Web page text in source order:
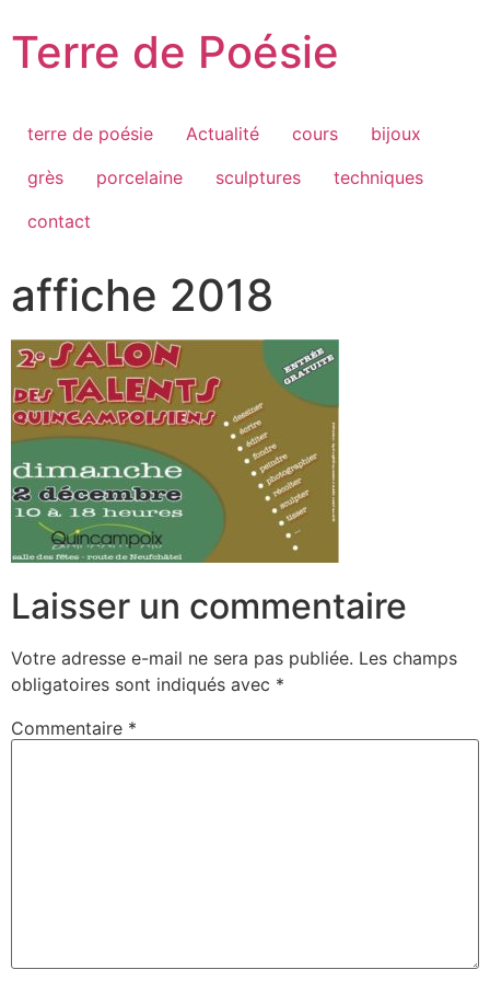
au
contenu
Terre de Poésie
terre de poésie Actualité cours
bijoux
grès
porcelaine sculptures
techniques
contact
affiche 2018
Laisser un commentaire
Votre adresse e-mail ne sera pas publiée. Les champs
obligatoires sont indiqués avec *
Commentaire *